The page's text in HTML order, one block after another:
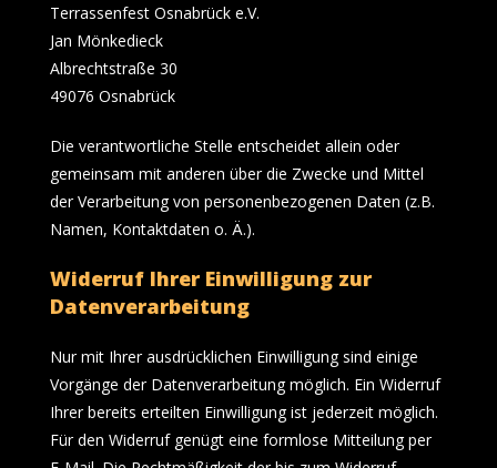
Terrassenfest Osnabrück e.V.
Jan Mönkedieck
Albrechtstraße 30
49076 Osnabrück
Die verantwortliche Stelle entscheidet allein oder
gemeinsam mit anderen über die Zwecke und Mittel
der Verarbeitung von personenbezogenen Daten (z.B.
Namen, Kontaktdaten o. Ä.).
Widerruf Ihrer Einwilligung zur
Datenverarbeitung
Nur mit Ihrer ausdrücklichen Einwilligung sind einige
Vorgänge der Datenverarbeitung möglich. Ein Widerruf
Ihrer bereits erteilten Einwilligung ist jederzeit möglich.
Für den Widerruf genügt eine formlose Mitteilung per